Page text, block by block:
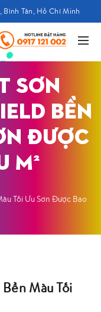
Tân, Hồ Chí Minh
SƠN
BỀN
ĐƯỢC
M²
Tối Ưu Sơn Được Bao
Màu Tối